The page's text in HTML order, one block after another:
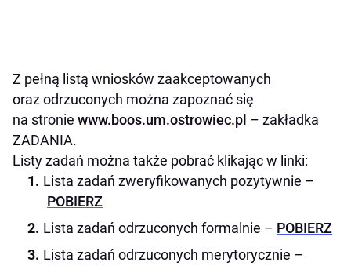
Z pełną listą wniosków zaakceptowanych
oraz odrzuconych można zapoznać się
na stronie www.boos.um.ostrowiec.pl – zakładka
ZADANIA.
Listy zadań można także pobrać klikając w linki:
Lista zadań zweryfikowanych pozytywnie –
POBIERZ
Lista zadań odrzuconych formalnie – POBIERZ
Lista zadań odrzuconych merytorycznie –